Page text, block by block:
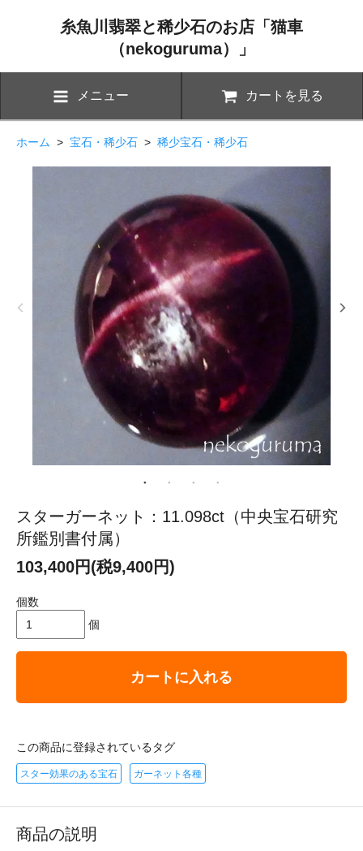
糸魚川翡翠と稀少石のお店「猫車
（nekoguruma）」
メニュー カートを見る
ホーム > 宝石・稀少石 > 稀少宝石・稀少石
スターガーネット：11.098ct（中央宝石研究
所鑑別書付属）
103,400円(税9,400円)
個数
個
カートに入れる
この商品に登録されているタグ
スター効果のある宝石 ガーネット各種
商品の説明